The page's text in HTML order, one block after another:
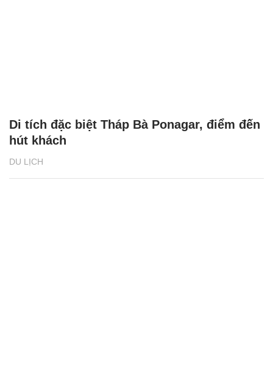
DU LỊCH
Di tích đặc biệt Tháp Bà Ponagar, điểm đến
hút khách